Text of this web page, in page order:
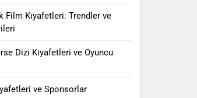
Film Kıyafetleri: Trendler ve
Dizi Kıyafetleri ve Oyuncu
ve Sponsorlar